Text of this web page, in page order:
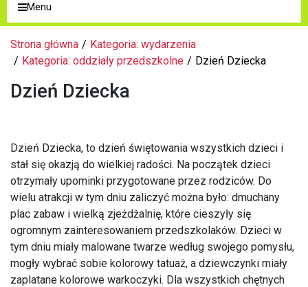
Menu
Strona główna
Kategoria: wydarzenia
Kategoria: oddziały przedszkolne
Dzień Dziecka
Dzień Dziecka
Dzień Dziecka, to dzień świętowania wszystkich dzieci i
stał się okazją do wielkiej radości. Na początek dzieci
otrzymały upominki przygotowane przez rodziców. Do
wielu atrakcji w tym dniu zaliczyć można było: dmuchany
plac zabaw i wielką zjeżdżalnię, które cieszyły się
ogromnym zainteresowaniem przedszkolaków. Dzieci w
tym dniu miały malowane twarze według swojego pomysłu,
mogły wybrać sobie kolorowy tatuaż, a dziewczynki miały
zaplatane kolorowe warkoczyki. Dla wszystkich chętnych